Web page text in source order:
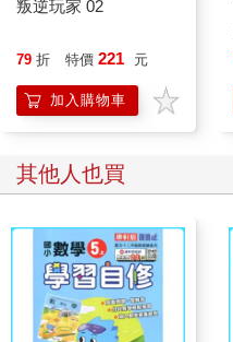
叛逆玩家 02
79 折 特價 221 元
加入購物車
其他人也買